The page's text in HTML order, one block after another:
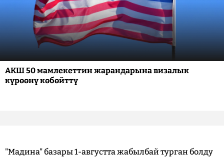
АКШ 50 мамлекеттин жарандарына визалык
күрөөнү көбөйттү
"Мадина" базары 1-августта жабылбай турган болду